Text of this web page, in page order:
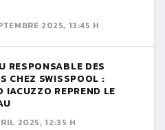
2025, 13:45 H
RESPONSABLE DES
CHEZ SWISSPOOL :
IACUZZO REPREND LE
2025, 12:35 H